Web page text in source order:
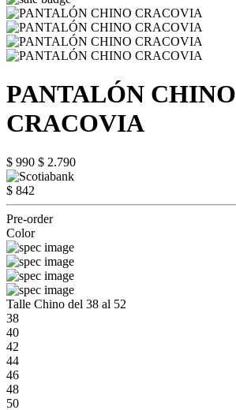
PANTALÓN CHINO
CRACOVIA
$ 990 $ 2.790
$ 842
Pre-order
Color
Talle Chino del 38 al 52
38
40
42
44
46
48
50